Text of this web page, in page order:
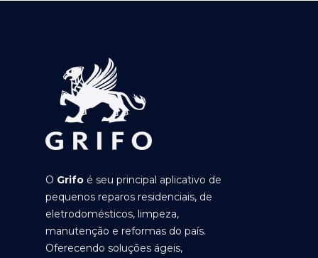
O Grifo é seu principal aplicativo de
pequenos reparos residenciais, de
eletrodomésticos, limpeza,
manutenção e reformas do país.
Oferecendo soluções ágeis,